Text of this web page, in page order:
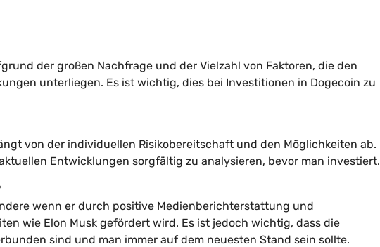
der großen Nachfrage und der Vielzahl von Faktoren, die den
unterliegen. Es ist wichtig, dies bei Investitionen in Dogecoin zu
von der individuellen Risikobereitschaft und den Möglichkeiten ab.
Entwicklungen sorgfältig zu analysieren, bevor man investiert.
wenn er durch positive Medienberichterstattung und
wie Elon Musk gefördert wird. Es ist jedoch wichtig, dass die
sind und man immer auf dem neuesten Stand sein sollte.